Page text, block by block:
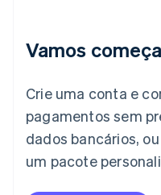
Vamos
Crie uma conta e
pagamentos sem
dados bancários,
um pacote
English
Italiano English
日本語English
Letônia
Liechtenstein